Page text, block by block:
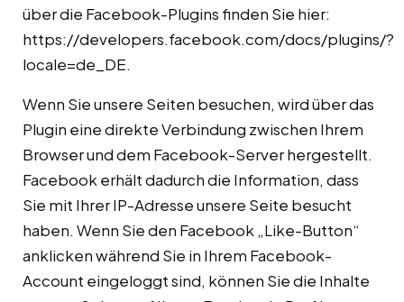
über die Facebook-Plugins finden Sie hier:
https://developers.facebook.com/docs/plugins/?
locale=de_DE.
Wenn Sie unsere Seiten besuchen, wird über das
Plugin eine direkte Verbindung zwischen Ihrem
Browser und dem Facebook-Server hergestellt.
Facebook erhält dadurch die Information, dass
Sie mit Ihrer IP-Adresse unsere Seite besucht
haben. Wenn Sie den Facebook „Like-Button“
anklicken während Sie in Ihrem Facebook-
Account eingeloggt sind, können Sie die Inhalte